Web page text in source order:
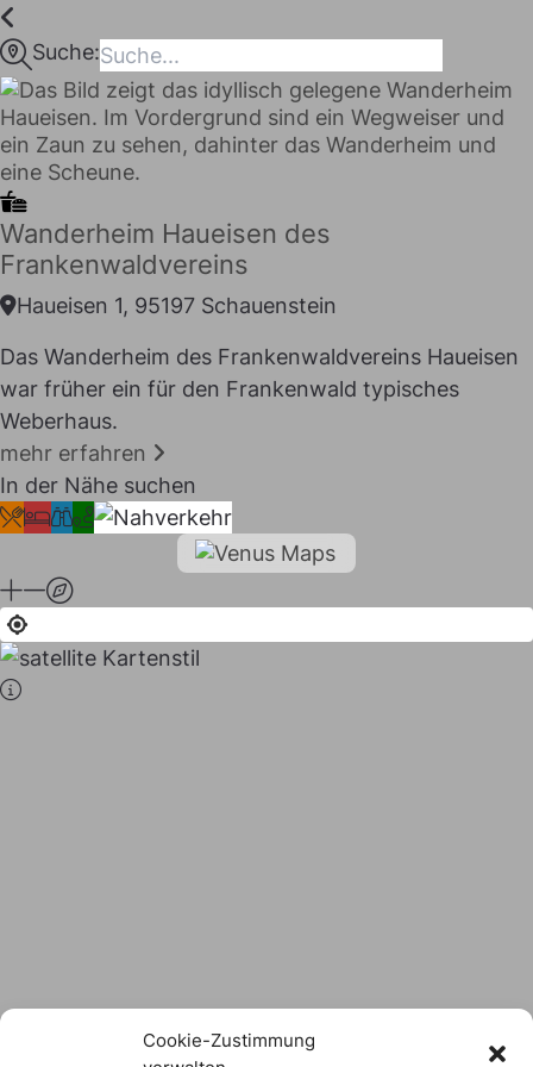
Cookie-Zustimmung
springen
maps
Suche:
Wanderheim Haueisen des
Frankenwaldvereins
Haueisen 1, 95197 Schauenstein
Das Wanderheim des Frankenwaldvereins Haueisen
war früher ein für den Frankenwald typisches
Weberhaus.
mehr erfahren
In der Nähe suchenI LIKE
Logo Download